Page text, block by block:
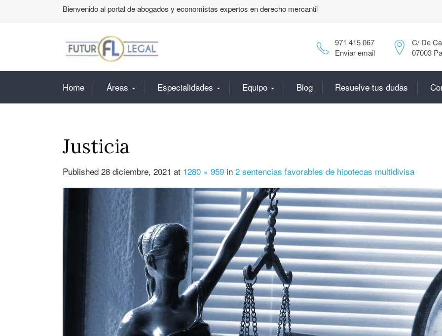
Bienvenido al portal de abogados y economistas expertos en derecho mercantil
C/ De
07003
971 415 067
Enviar email
Home Áreas Especialidades Equipo Blog Resuelve tus dudas
Justicia
Published 28 diciembre, 2021 at 1280 × 959 in 2 sentencias favorables de hipotecas multidivisa